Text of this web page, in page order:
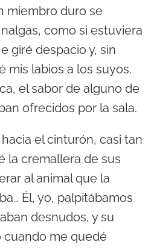
miembro duro se
como si estuviera
giré despacio y, sin
mis labios a los suyos.
el sabor de alguno de
ofrecidos por la sala.
el cinturón, casi tan
la cremallera de sus
al animal que la
Él, yo, palpitábamos
desnudos, y su
cuando me quedé